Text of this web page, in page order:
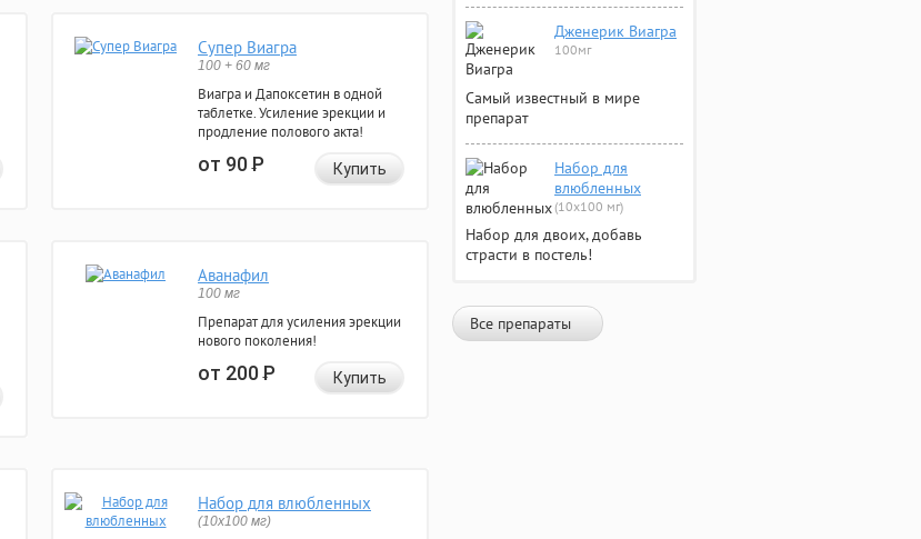
Супер Виагра
100 + 60 мг
Виагра и Дапоксетин в одной
таблетке. Усиление эрекции и
продление полового акта!
от 90Р Купить
Аванафил
100 мг
Препарат для усиления эрекции
нового поколения!
от 200Р Купить
Набор для влюбленных
(10х100 мг)
Дженерик Виагра
100мг
Самый известный в мире
препарат
Набор для
влюбленных
(10х100 мг)
Набор для двоих, добавь
страсти в постель!
Все препараты